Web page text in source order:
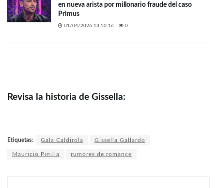
en nueva arista por millonario fraude del caso
Primus
01/04/2026 13:50:16 0
Revisa la historia de Gissella:
Etiquetas: Gala Caldirola Gissella Gallardo
Mauricio Pinilla rumores de romance